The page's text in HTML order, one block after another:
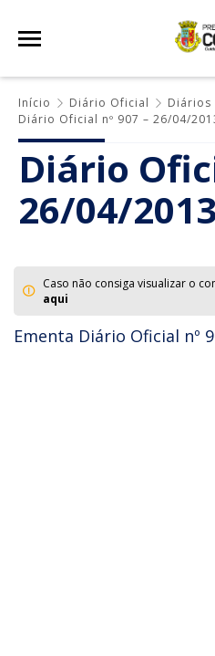
Início Diário Oficial
Diários
Diário Oficial nº 907 – 26/04/
Diário
26/04/2013
Caso não consiga visualizar o
aqui
Ementa Diário Oficial nº